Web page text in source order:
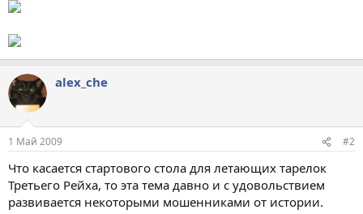
alex_che
1 Май 2009 #2
Что касается стартового стола для летающих тарелок
Третьего Рейха, то эта тема давно и с удовольствием
развивается некоторыми мошенниками от истории.